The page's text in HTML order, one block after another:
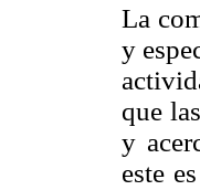
La
y
que
y
este